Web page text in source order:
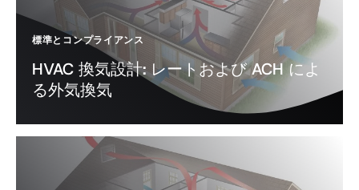
標準とコンプライアンス
HVAC 換気設計: レートおよび ACH によ
る外気換気